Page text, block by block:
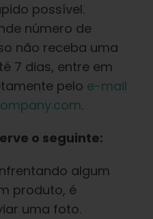
possível.
número de
não receba uma
7 dias, entre em
pelo e-mail
.
o seguinte:
algum
produto, é
uma foto.